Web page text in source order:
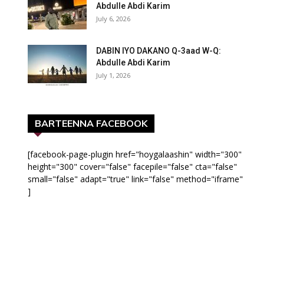
Abdulle Abdi Karim
July 6, 2026
DABIN IYO DAKANO Q-3aad W-Q:
Abdulle Abdi Karim
July 1, 2026
BARTEENNA FACEBOOK
[facebook-page-plugin href="hoygalaashin" width="300"
height="300" cover="false" facepile="false" cta="false"
small="false" adapt="true" link="false" method="iframe"
]